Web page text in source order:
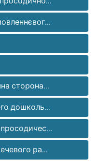
сторона...
дошколь...
ра...